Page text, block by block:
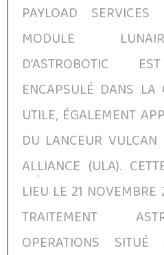
PAYLOAD
MODULE
D’ASTROBOTIC
ENCAPSULÉ DANS LA
UTILE, ÉGALEMENT
DU LANCEUR
ALLIANCE (ULA).
LIEU LE 21
TRAITEMENT
OPERATIONS